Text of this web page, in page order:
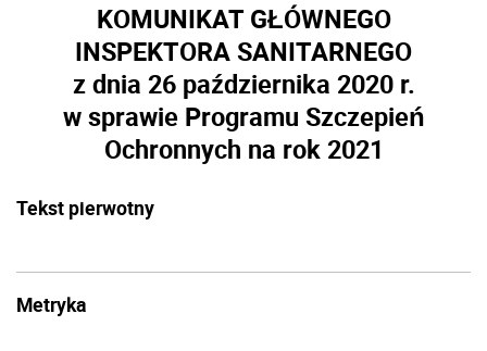
KOMUNIKAT GŁÓWNEGO
INSPEKTORA SANITARNEGO
z dnia 26 października 2020 r.
w sprawie Programu Szczepień
Ochronnych na rok 2021
Tekst pierwotny
Metryka